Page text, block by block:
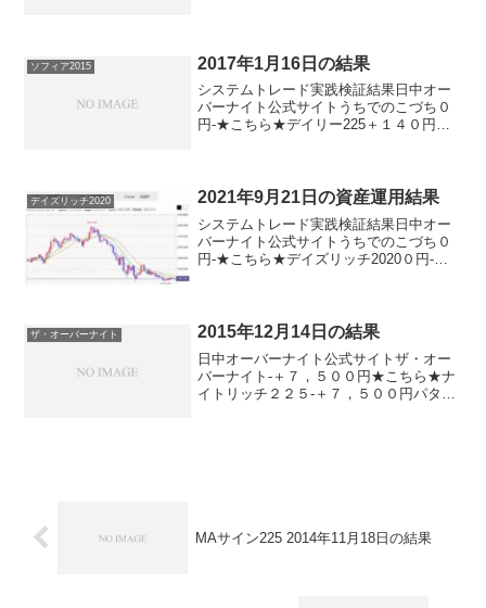
★こ...
ソフィア2015 2017年1月16日の結果
システムトレード実践検証結果日中オー
バーナイト公式サイトうちでのこづち０
円-★こちら★デイリー225＋１４０円ソ
ト-０円...
デイズリッチ2020 2021年9月21日の資産運用結果
システムトレード実践検証結果日中オー
バーナイト公式サイトうちでのこづち０
円-★こちら★デイズリッチ2020０円-★
ザ・オーバーナイト 2015年12月14日の結果
日中オーバーナイト公式サイトザ・オー
バーナイト-＋７，５００円★こちら★ナ
イトリッチ２２５-＋７，５００円パター
MAサイン225 2014年11月18日の結果